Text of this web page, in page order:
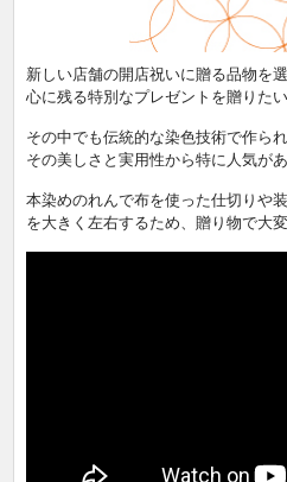
新しい店舗の開店祝いに贈る品物を
心に残る特別なプレゼントを贈りた
その中でも伝統的な染色技術で作ら
その美しさと実用性から特に人気があ
本染めのれんで布を使った仕切りや
を大きく左右するため、贈り物で大変